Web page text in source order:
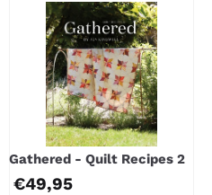
Gathered - Quilt Recipes 2
€49,95